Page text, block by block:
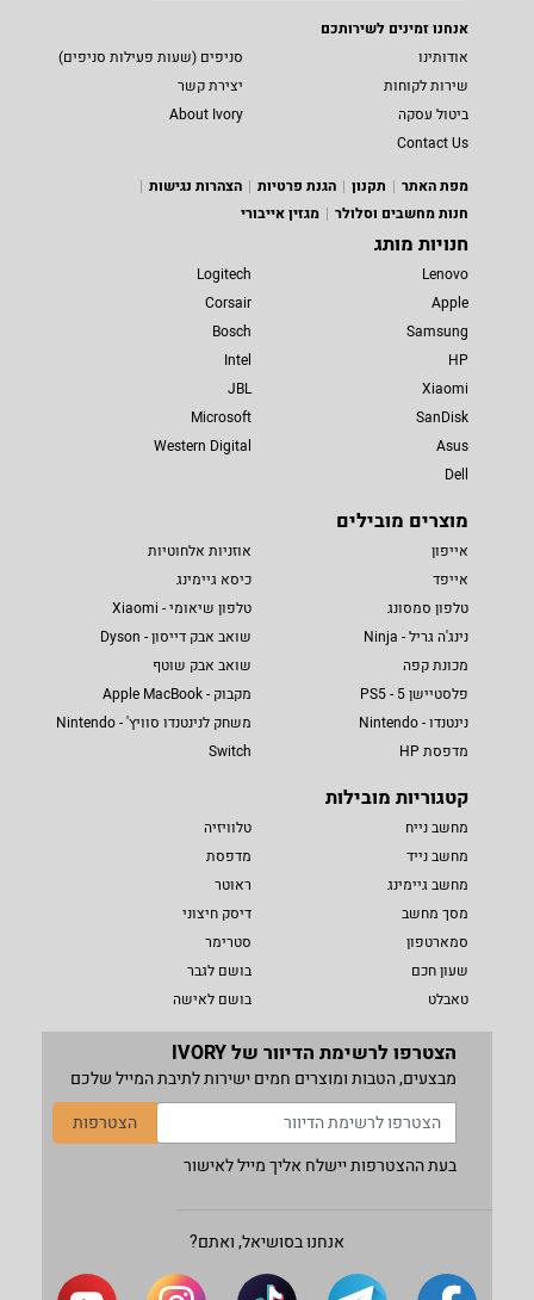
אנחנו זמינים לשירותכם
אודותינו
סניפים (שעות פעילות סניפים)
שירות לקוחות
יצירת קשר
ביטול עסקה
About Ivory
Contact Us
מפת האתר
תקנון הגנת פרטיות
הצהרות נגישות
חנות מחשבים וסלולר
מגזין אייבורי
חנויות מותג
Lenovo
Apple
Samsung
HP
Xiaomi
SanDisk
Asus
Dell
Logitech
Corsair
Bosch
Intel
JBL
Microsoft
Western Digital
מוצרים מובילים
אייפון
אייפד
טלפון סמסונג
נינג'ה גריל - Ninja
מכונת קפה
פלסטיישן 5 - PS5
נינטנדו - Nintendo
מדפסת HP
אוזניות אלחוטיות
כיסא גיימינג
טלפון שיאומי - Xiaomi
שואב אבק דייסון - Dyson
שואב אבק שוטף
מקבוק - Apple MacBook
משחק לנינטנדו סוויץ' - Nintendo
Switch
קטגוריות מובילות
מחשב נייח
מחשב נייד
מחשב גיימינג
מסך מחשב
סמארטפון
שעון חכם
טאבלט
טלוויזיה
מדפסת
ראוטר
דיסק חיצוני
סטרימר
בושם לגבר
בושם לאישה
הצטרפו לרשימת הדיוור של IVORY
מבצעים, הטבות ומוצרים חמים ישירות לתיבת המייל שלכם
הצטרפות
בעת ההצטרפות יישלח אליך מייל לאישור
אנחנו בסושיאל, ואתם?